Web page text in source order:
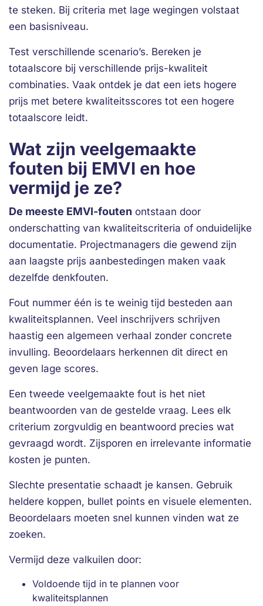
te steken. Bij criteria met lage wegingen volstaat
een basisniveau.
Test verschillende scenario’s. Bereken je
totaalscore bij verschillende prijs-kwaliteit
combinaties. Vaak ontdek je dat een iets hogere
prijs met betere kwaliteitsscores tot een hogere
totaalscore leidt.
Wat zijn veelgemaakte
fouten bij EMVI en hoe
vermijd je ze?
De meeste EMVI-fouten ontstaan door
onderschatting van kwaliteitscriteria of onduidelijke
documentatie. Projectmanagers die gewend zijn
aan laagste prijs aanbestedingen maken vaak
dezelfde denkfouten.
Fout nummer één is te weinig tijd besteden aan
kwaliteitsplannen. Veel inschrijvers schrijven
haastig een algemeen verhaal zonder concrete
invulling. Beoordelaars herkennen dit direct en
geven lage scores.
Een tweede veelgemaakte fout is het niet
beantwoorden van de gestelde vraag. Lees elk
criterium zorgvuldig en beantwoord precies wat
gevraagd wordt. Zijsporen en irrelevante informatie
kosten je punten.
Slechte presentatie schaadt je kansen. Gebruik
heldere koppen, bullet points en visuele elementen.
Beoordelaars moeten snel kunnen vinden wat ze
zoeken.
Vermijd deze valkuilen door:
Voldoende tijd in te plannen voor
kwaliteitsplannen